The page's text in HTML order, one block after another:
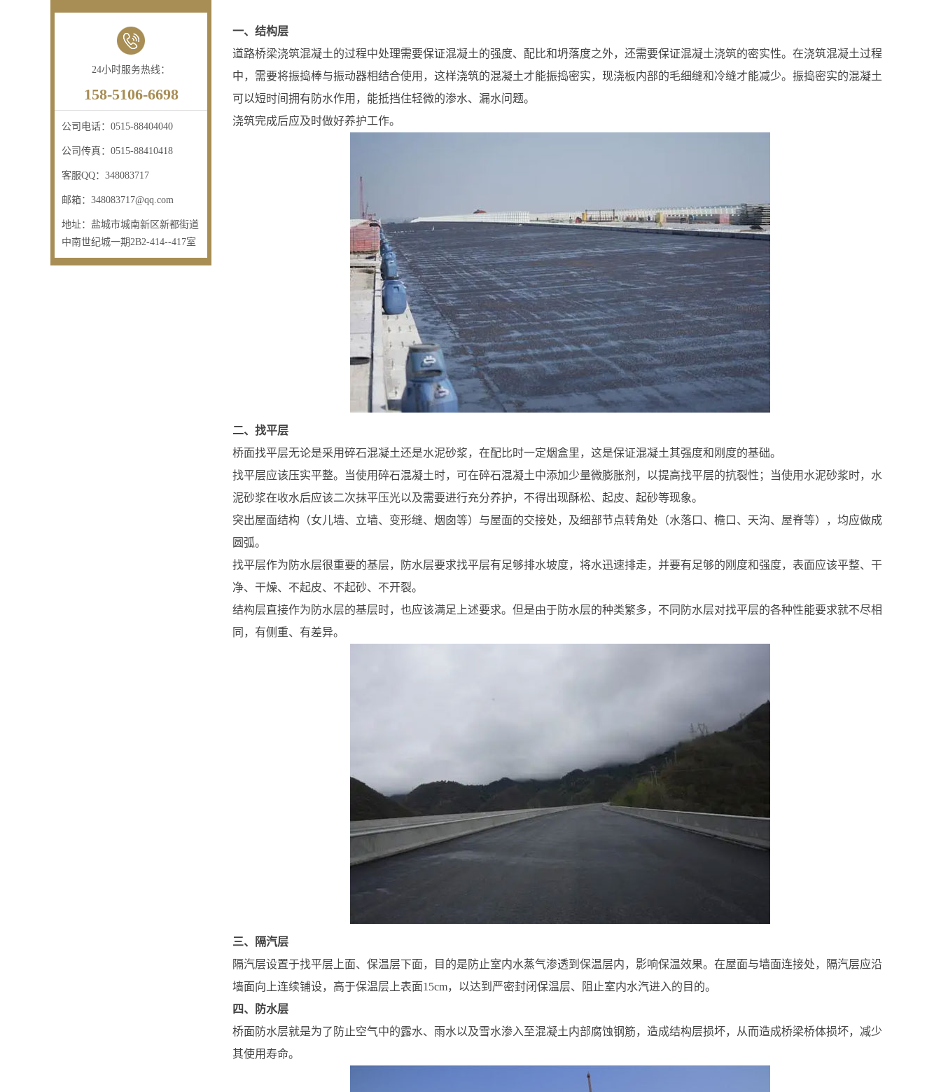
24小时服务热线：
158-5106-6698
公司电话： 0515-88404040
公司传真： 0515-88410418
客服QQ： 348083717
邮箱： 348083717@qq.com
地址： 盐城市城南新区新都街道
中南世纪城一期2B2-414--417室
一、结构层
道路桥梁浇筑混凝土的过程中处理需要保证混凝土的强度、配比和坍落度之外，还需要保证混凝土浇筑的密实性。在浇筑混凝土过程
中，需要将振捣棒与振动器相结合使用，这样浇筑的混凝土才能振捣密实，现浇板内部的毛细缝和冷缝才能减少。振捣密实的混凝土
可以短时间拥有防水作用，能抵挡住轻微的渗水、漏水问题。
浇筑完成后应及时做好养护工作。
二、找平层
桥面找平层无论是采用碎石混凝土还是水泥砂浆，在配比时一定烟盒里，这是保证混凝土其强度和刚度的基础。
找平层应该压实平整。当使用碎石混凝土时，可在碎石混凝土中添加少量微膨胀剂，以提高找平层的抗裂性；当使用水泥砂浆时，水
泥砂浆在收水后应该二次抹平压光以及需要进行充分养护，不得出现酥松、起皮、起砂等现象。
突出屋面结构（女儿墙、立墙、变形缝、烟囱等）与屋面的交接处，及细部节点转角处（水落口、檐口、天沟、屋脊等），均应做成
圆弧。
找平层作为防水层很重要的基层，防水层要求找平层有足够排水坡度，将水迅速排走，并要有足够的刚度和强度，表面应该平整、干
净、干燥、不起皮、不起砂、不开裂。
结构层直接作为防水层的基层时，也应该满足上述要求。但是由于防水层的种类繁多，不同防水层对找平层的各种性能要求就不尽相
同，有侧重、有差异。
三、隔汽层
隔汽层设置于找平层上面、保温层下面，目的是防止室内水蒸气渗透到保温层内，影响保温效果。在屋面与墙面连接处，隔汽层应沿
墙面向上连续铺设，高于保温层上表面15cm，以达到严密封闭保温层、阻止室内水汽进入的目的。
四、防水层
桥面防水层就是为了防止空气中的露水、雨水以及雪水渗入至混凝土内部腐蚀钢筋，造成结构层损坏，从而造成桥梁桥体损坏，减少
其使用寿命。